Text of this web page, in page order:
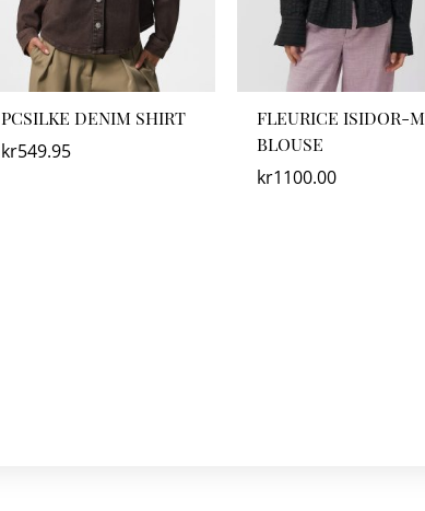
PCSILKE DENIM SHIRT
kr549.95
FLEURICE ISIDOR-M
BLOUSE
kr1100.00